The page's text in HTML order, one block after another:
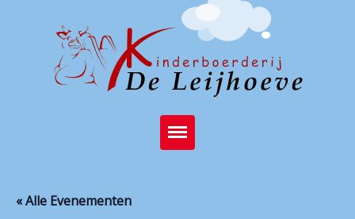
Brasserie
« Alle Evenementen